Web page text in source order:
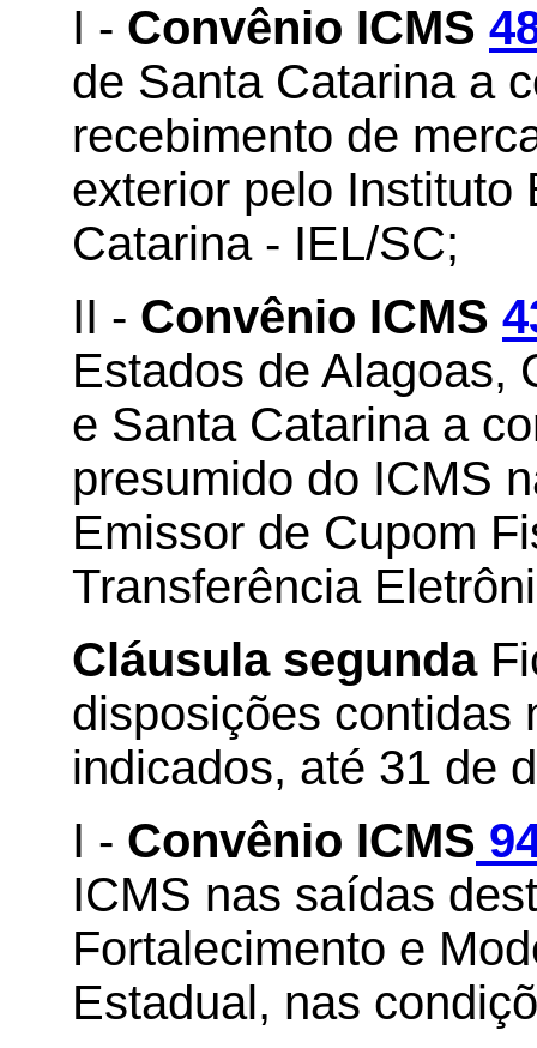
I - Convênio ICMS
de Santa Catarina a
recebimento de
exterior pelo Instituto
Catarina - IEL/SC;
II - Convênio ICMS
Estados de Alagoas,
e Santa Catarina a
presumido do ICMS
Emissor de Cupom
Transferência
Cláusula segunda
disposições contidas
indicados, até 31 de
I - Convênio ICMS
ICMS nas saídas
Fortalecimento e
Estadual, nas